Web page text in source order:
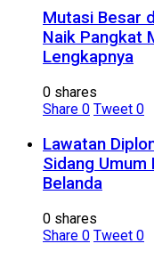
Mutasi Besar
Naik Pangkat
Lengkapnya
0 shares
Share 0 Tweet 0
Lawatan
Sidang Umum
Belanda
0 shares
Share 0 Tweet 0